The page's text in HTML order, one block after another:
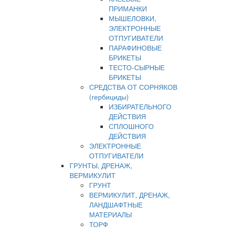
ПРИМАНКИ
МЫШЕЛОВКИ,
ЭЛЕКТРОННЫЕ
ОТПУГИВАТЕЛИ
ПАРАФИНОВЫЕ
БРИКЕТЫ
ТЕСТО-СЫРНЫЕ
БРИКЕТЫ
СРЕДСТВА ОТ СОРНЯКОВ
(гербициды)
ИЗБИРАТЕЛЬНОГО
ДЕЙСТВИЯ
СПЛОШНОГО
ДЕЙСТВИЯ
ЭЛЕКТРОННЫЕ
ОТПУГИВАТЕЛИ
ГРУНТЫ, ДРЕНАЖ,
ВЕРМИКУЛИТ
ГРУНТ
ВЕРМИКУЛИТ, ДРЕНАЖ,
ЛАНДШАФТНЫЕ
МАТЕРИАЛЫ
ТОРФ